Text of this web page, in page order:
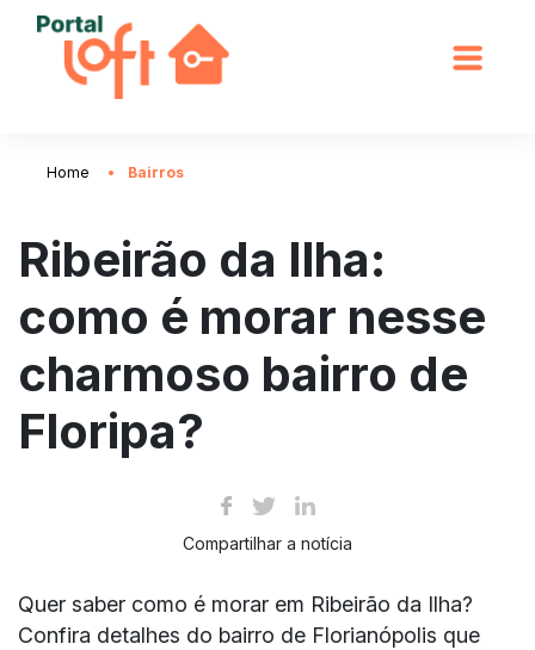
Home Bairros
Ribeirão da Ilha:
como é morar nesse
charmoso bairro de
Floripa?
Compartilhar a notícia
Quer saber como é morar em Ribeirão da Ilha?
Confira detalhes do bairro de Florianópolis que